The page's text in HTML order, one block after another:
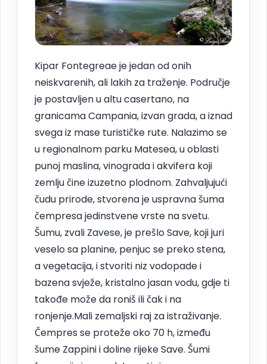
Kipar Fontegreae je jedan od onih
neiskvarenih, ali lakih za traženje. Područje
je postavljen u altu casertano, na
granicama Campania, izvan grada, a iznad
svega iz mase turističke rute. Nalazimo se
u regionalnom parku Matesea, u oblasti
punoj maslina, vinograda i akvifera koji
zemlju čine izuzetno plodnom. Zahvaljujući
čudu prirode, stvorena je uspravna šuma
čempresa jedinstvene vrste na svetu.
Šumu, zvali Zavese, je prešlo Save, koji juri
veselo sa planine, penjuc se preko stena,
a vegetacija, i stvoriti niz vodopade i
bazena svježe, kristalno jasan vodu, gdje ti
takođe može da roniš ili čak i na
ronjenje.Mali zemaljski raj za istraživanje.
Čempres se proteže oko 70 h, između
šume Zappini i doline rijeke Save. Šumi